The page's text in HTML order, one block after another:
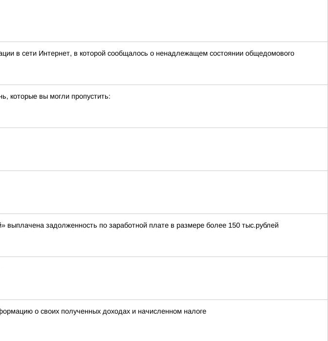
в сети Интернет, в которой сообщалось о ненадлежащем состоянии общедомового
которые вы могли пропустить:
задолженность по заработной плате в размере более 150 тыс.рублей
о своих полученных доходах и начисленном налоге